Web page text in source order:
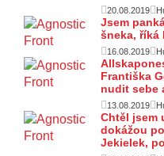
20.08.2019
Jsem
šneka, říká
16.08.2019
Františka
nudit sebe
13.08.2019
Chtěl jsem
dokážou
Jekielek,